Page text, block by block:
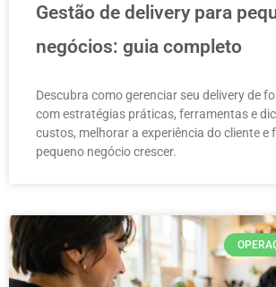
Gestão de delivery para
negócios: guia completo
Descubra como gerenciar seu delivery de
com estratégias práticas, ferramentas e
custos, melhorar a experiência do cliente e
pequeno negócio crescer.